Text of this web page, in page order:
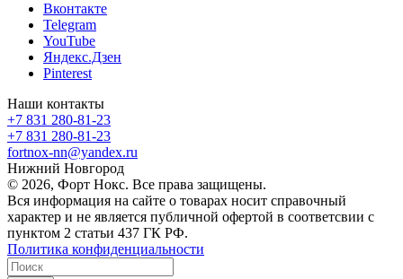
Вконтакте
Telegram
YouTube
Яндекс.Дзен
Pinterest
Наши контакты
+7 831 280-81-23
+7 831 280-81-23
fortnox-nn@yandex.ru
Нижний Новгород
© 2026, Форт Нокс. Все права защищены.
Вся информация на сайте о товарах носит справочный
характер и не является публичной офертой в соответсвии с
пунктом 2 статьи 437 ГК РФ.
Политика конфиденциальности